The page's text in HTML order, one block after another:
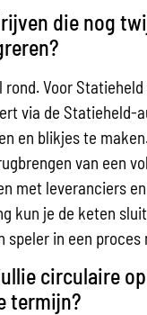
die nog
Voor
via de Statieheld-
en blikjes te
van een
met leveranciers
kun je de keten
in een
circulaire
termijn?